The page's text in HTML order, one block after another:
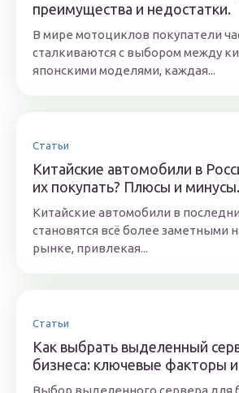
преимущества и недостатки.
В мире мотоциклов покупатели
сталкиваются с выбором между
японскими моделями, каждая...
Статьи
Китайские автомобили в
их покупать? Плюсы и минусы.
Китайские автомобили в
становятся всё более заметными
рынке, привлекая...
Статьи
Как выбрать выделенный
бизнеса: ключевые факторы
Выбор выделенного сервера для